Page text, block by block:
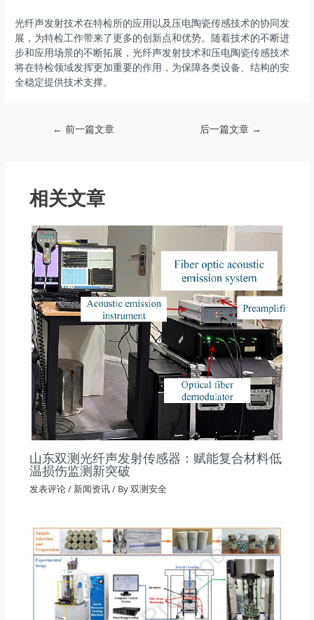
光纤声发射技术在特检所的应用以及压电陶瓷传感技术的协同发
展，为特检工作带来了更多的创新点和优势。随着技术的不断进
步和应用场景的不断拓展，光纤声发射技术和压电陶瓷传感技术
将在特检领域发挥更加重要的作用，为保障各类设备、结构的安
全稳定提供技术支撑。
← 前一篇文章 后一篇文章 →
相关文章
山东双测光纤声发射传感器：赋能复合材料低
温损伤监测新突破
发表评论/ 新闻资讯/ By双测安全